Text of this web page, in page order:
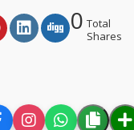
0 Total
Shares